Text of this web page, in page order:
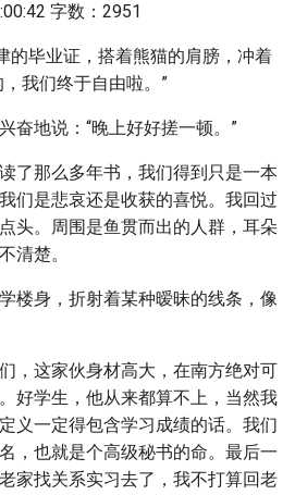
字数：2951
的毕业证，搭着熊猫的肩膀，冲着
我们终于自由啦。”
奋地说：“晚上好好搓一顿。”
了那么多年书，我们得到只是一本
们是悲哀还是收获的喜悦。我回过
头。周围是鱼贯而出的人群，耳朵
清楚。
楼身，折射着某种暧昧的线条，像
，这家伙身材高大，在南方绝对可
好学生，他从来都算不上，当然我
义一定得包含学习成绩的话。我们
，也就是个高级秘书的命。最后一
家找关系实习去了，我不打算回老